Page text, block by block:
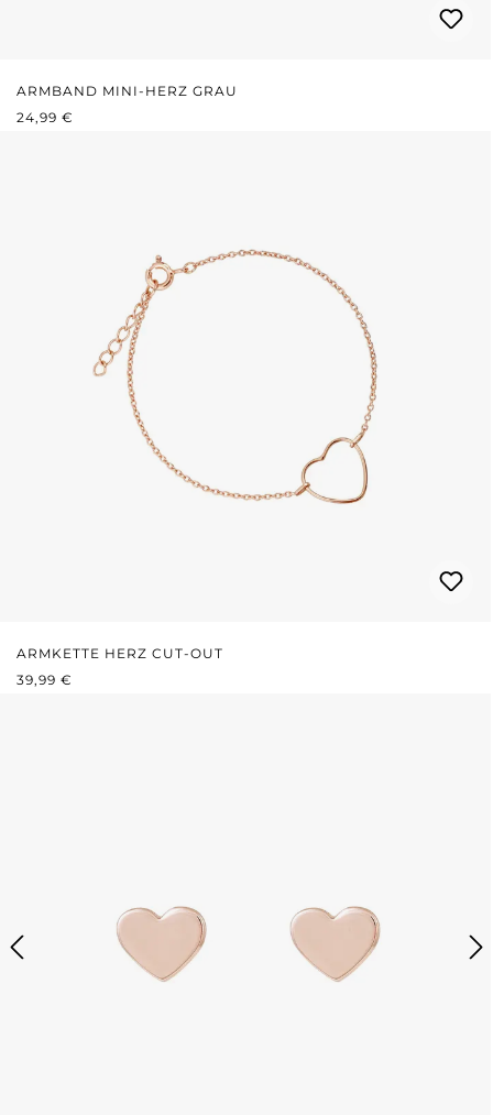
ARMBAND MINI-HERZ GRAU
REGULÄRER PREIS:
24,99 €
ARMKETTE HERZ CUT-OUT
REGULÄRER PREIS:
39,99 €